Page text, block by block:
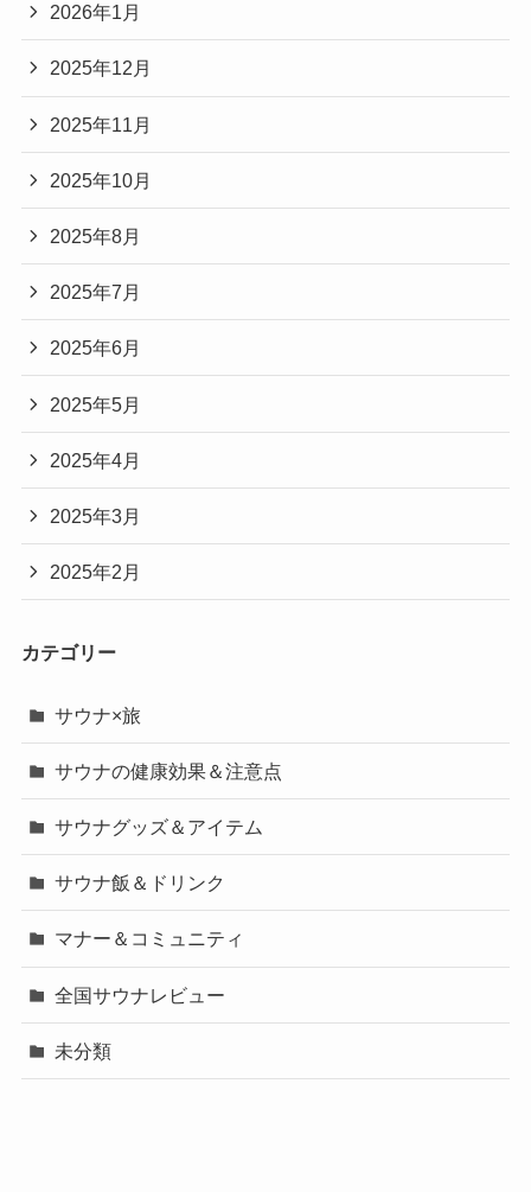
2026年1月
2025年12月
2025年11月
2025年10月
2025年8月
2025年7月
2025年6月
2025年5月
2025年4月
2025年3月
2025年2月
カテゴリー
サウナ×旅
サウナの健康効果＆注意点
サウナグッズ＆アイテム
サウナ飯＆ドリンク
マナー＆コミュニティ
全国サウナレビュー
未分類